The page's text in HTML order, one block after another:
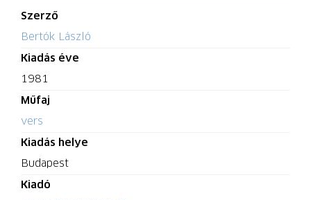
Szerző
Bertók László
Kiadás éve
1981
Műfaj
vers
Kiadás helye
Budapest
Kiadó